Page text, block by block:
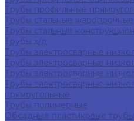
Трубы профильные
Трубы стальные жаропрочные
Трубы стальные
Трубы х/д
Трубы электросварные
Трубы электросварные
Трубы электросварные
Трубы электросварные
прямоугольные
Трубы полимерные
Обсадные пластиковые трубы